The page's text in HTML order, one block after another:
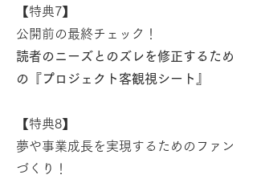
【特典7】
公開前の最終チェック！
読者のニーズとのズレを修正するため
の『プロジェクト客観視シート』
【特典8】
夢や事業成長を実現するためのファン
づくり！